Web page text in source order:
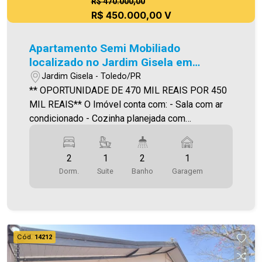
R$ 450.000,00 V
Apartamento Semi Mobiliado
localizado no Jardim Gisela em
Toledo.
Jardim Gisela - Toledo/PR
** OPORTUNIDADE DE 470 MIL REAIS POR 450
MIL REAIS** O Imóvel conta com: - Sala com ar
condicionado - Cozinha planejada com
planejados e ar condicionado - 01 Quarto com
móveis planejados e ar condicionado - Sacada
com churrasqueira - Área de serviço (com móveis
carteiras de imóveis administrados da cidade,
atuando com excelência tanto na locação quanto
na venda. Aproveite essa oportunidade, agende
2
Dorm.
1
Suite
2
Banho
1
Garagem
Cód. 14212